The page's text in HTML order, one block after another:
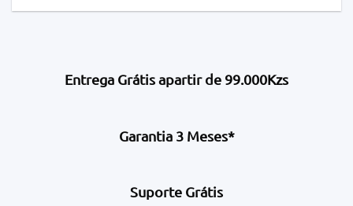
Entrega Grátis apartir de 99.000Kzs
Garantia 3 Meses*
Suporte Grátis